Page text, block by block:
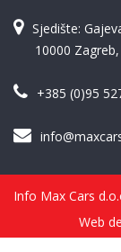
Sjedište:
10000 Zagreb,
+385 (0)95
Info Max Cars
Web